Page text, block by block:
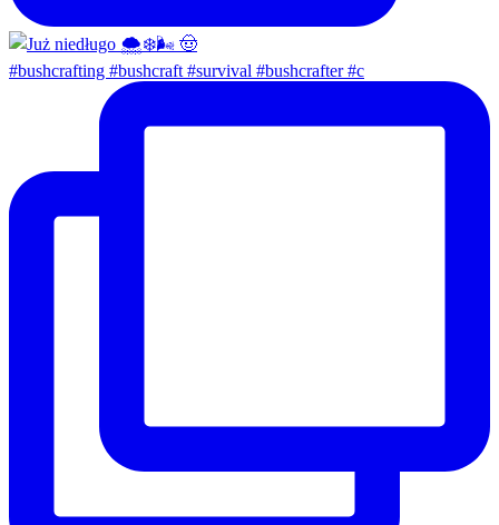
#bushcrafting #bushcraft #survival #bushcrafter #c